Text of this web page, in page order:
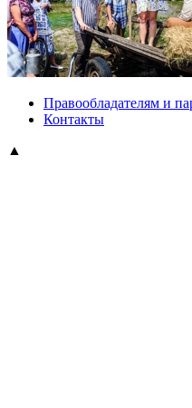
Правообладателям и
Контакты
▲